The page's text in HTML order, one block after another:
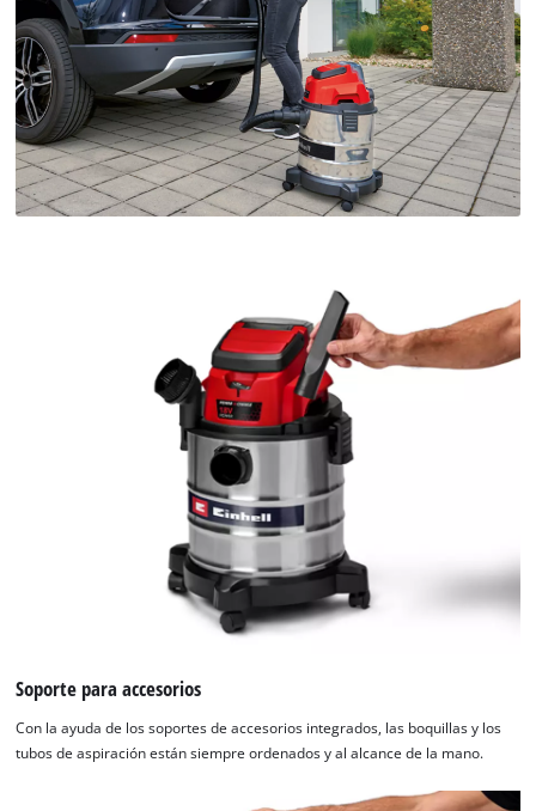
Soporte para accesorios
Con la ayuda de los soportes de accesorios integrados, las boquillas y los
tubos de aspiración están siempre ordenados y al alcance de la mano.